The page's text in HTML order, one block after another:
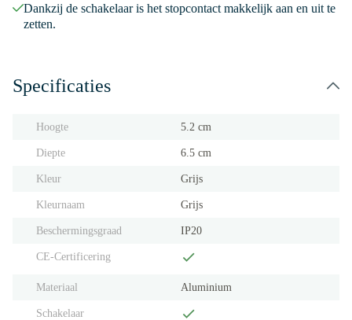
Dankzij de schakelaar is het stopcontact makkelijk aan en uit te
zetten.
Specificaties
Hoogte 5.2 cm
Diepte 6.5 cm
Kleur Grijs
Kleurnaam Grijs
Beschermingsgraad IP20
CE-Certificering
Materiaal Aluminium
Schakelaar